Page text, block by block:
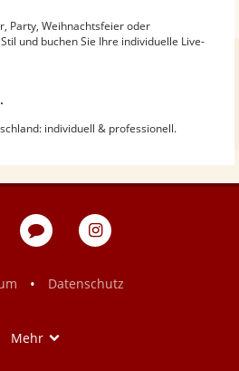
Party, Weihnachtsfeier oder
und buchen Sie Ihre individuelle Live-
individuell & professionell.
Blog
eventpeppers
• Datenschutz
Mehr